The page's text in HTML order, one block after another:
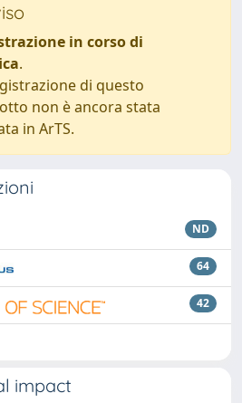
in corso di
.
di questo
non è ancora stata
in ArTS.
ND
64
42
impact